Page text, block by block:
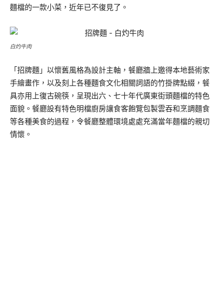
麵檔的一款小菜，近年已不復見了。
白灼牛肉
「招牌麵」以懷舊風格為設計主軸，餐廳牆上邀得本地藝術家
手繪畫作，以及刻上各種麵食文化相關詞語的竹掛牌點綴，餐
具亦用上復古碗筷，呈現出六、七十年代廣東街頭麵檔的特色
面貌。餐廳設有特色明檔廚房讓食客飽覽包製雲吞和烹調麵食
等各種美食的過程，令餐廳整體環境處處充滿當年麵檔的親切
情懷。